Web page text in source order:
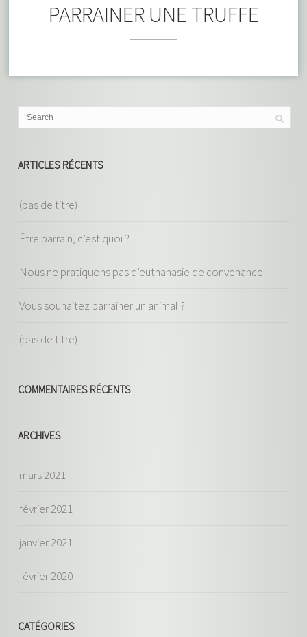
PARRAINER UNE TRUFFE
ARTICLES RÉCENTS
(pas de titre)
Être parrain, c’est quoi ?
Nous ne pratiquons pas d’euthanasie de convenance
Vous souhaitez parrainer un animal ?
(pas de titre)
COMMENTAIRES RÉCENTS
ARCHIVES
mars 2021
février 2021
janvier 2021
février 2020
CATÉGORIES